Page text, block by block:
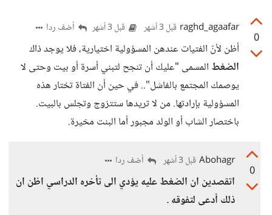
0
raghd_agaafar قبل 3 أشهر قبل 3 أشهر أضف ردا
أظن لأنّ الفتيات عندهن المسؤولية اختيارية، فلا يوجد ذاك
الضغط المسمى "عليك أن تنجح لتبني أسرة أو بيت وحتى لا
يوصمك المجتمع بالفاشل".. في حين أن الفتاة تختار هذه
المسؤولية بإرادتها. من لا تريدها ستتزوج وتجلس بالبيت.
باختصار الشاب أو الولد مجبور أما البنت مخيرة.
0
Abohagr قبل 3 أشهر أضف ردا
اتقصدين ان الضغط عليه يؤدي الى تأخره الدراسي اظن ان
ذلك أدعى لتفوقه .